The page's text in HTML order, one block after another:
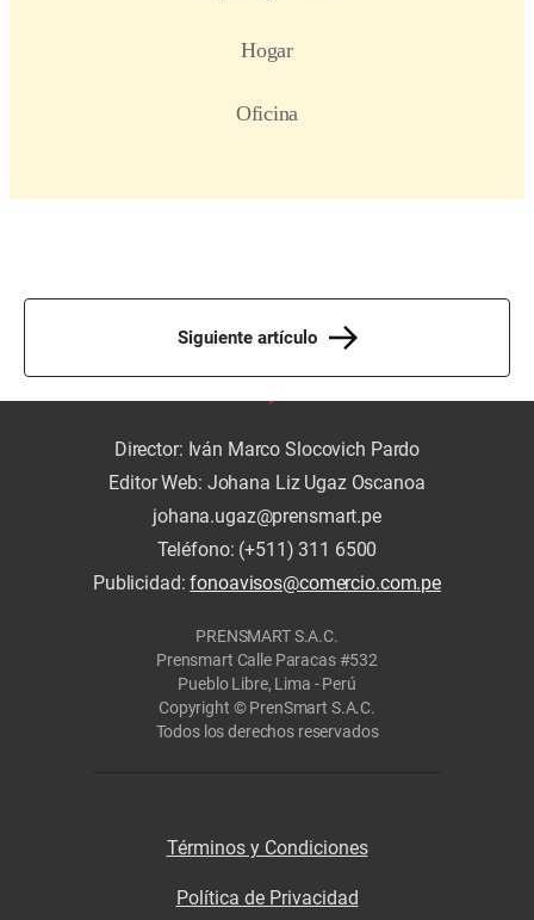
Siguiente artículo
Director: Iván Marco Slocovich Pardo
Editor Web: Johana Liz Ugaz Oscanoa
johana.ugaz@prensmart.pe
Teléfono: (+511) 311 6500
Publicidad:fonoavisos@comercio.com.pe
PRENSMART S.A.C.
Prensmart Calle Paracas #532
Pueblo Libre, Lima - Perú
Copyright © PrenSmart S.A.C.
Todos los derechos reservados
Términos y Condiciones
Política de Privacidad